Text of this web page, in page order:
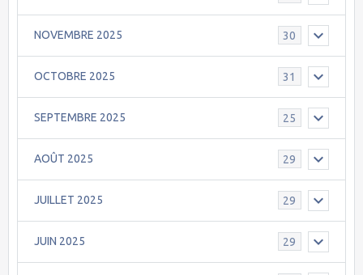
NOVEMBRE 2025 30
OCTOBRE 2025 31
SEPTEMBRE 2025 25
AOÛT 2025 29
JUILLET 2025 29
JUIN 2025 29